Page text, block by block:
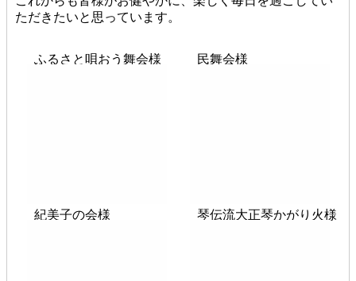
ただきたいと思っています。
ふるさと唄おう舞会様 民舞会様
紀美子の会様 琴伝流大正琴かがり火様